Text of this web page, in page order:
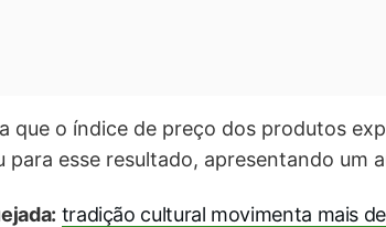
que o índice de preço dos produtos
para esse resultado, apresentando um
tradição cultural movimenta mais